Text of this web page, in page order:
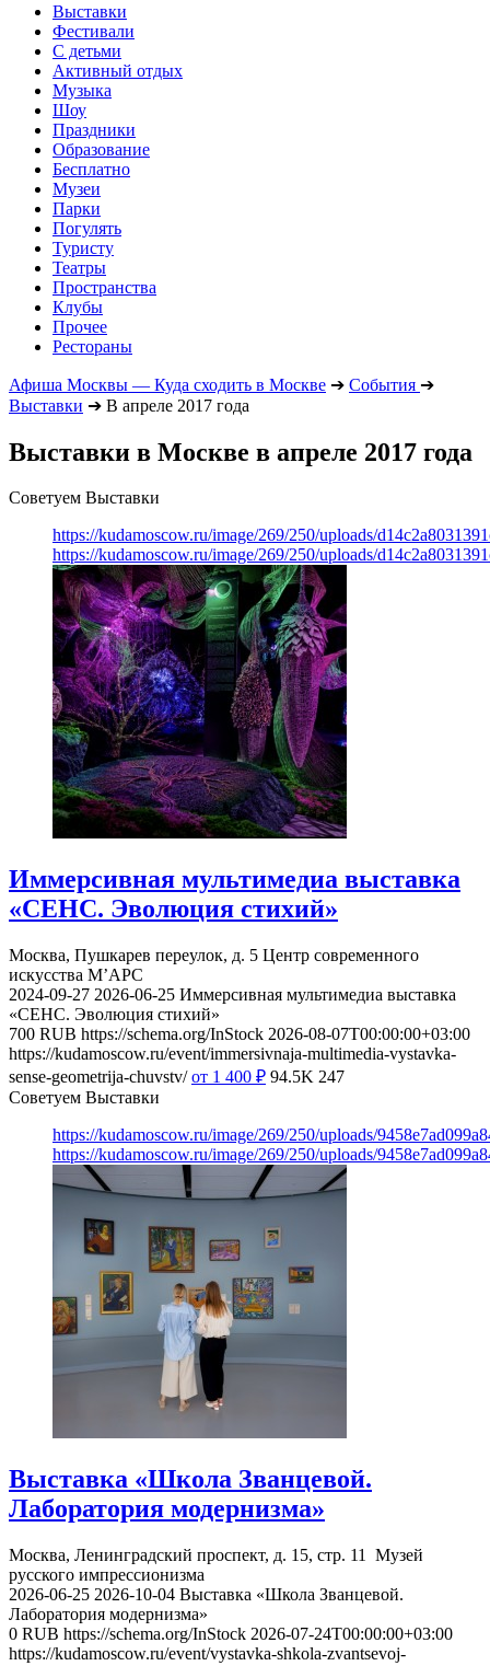
Выставки
Фестивали
С детьми
Активный отдых
Музыка
Шоу
Праздники
Образование
Бесплатно
Музеи
Парки
Погулять
Туристу
Театры
Пространства
Клубы
Прочее
Рестораны
Афиша Москвы — Куда сходить в Москве ➔ События ➔
Выставки ➔ В апреле 2017 года
Выставки в Москве в апреле 2017 года
Советуем Выставки
https://kudamoscow.ru/image/269/250/uploads/
https://kudamoscow.ru/image/269/250/uploads/
Иммерсивная мультимедиа выставка
«СЕНС. Эволюция стихий»
Москва, Пушкарев переулок, д. 5 Центр современного
искусства М’АРС
2024-09-27 2026-06-25 Иммерсивная мультимедиа выставка
«СЕНС. Эволюция стихий»
700 RUB https://schema.org/InStock 2026-08-07T00:00:00+03:00
https://kudamoscow.ru/event/immersivnaja-multimedia-vystavka-
sense-geometrija-chuvstv/ от 1 400 ₽ 94.5K 247
Советуем Выставки
https://kudamoscow.ru/image/269/250/uploads/
https://kudamoscow.ru/image/269/250/uploads/
Выставка «Школа Званцевой.
Лаборатория модернизма»
Москва, Ленинградский проспект, д. 15, стр. 11
Музей
русского импрессионизма
2026-06-25 2026-10-04 Выставка «Школа Званцевой.
Лаборатория модернизма»
0 RUB https://schema.org/InStock 2026-07-24T00:00:00+03:00
https://kudamoscow.ru/event/vystavka-shkola-zvantsevoj-